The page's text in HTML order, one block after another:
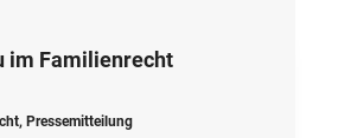
im Familienrecht
, Pressemitteilung